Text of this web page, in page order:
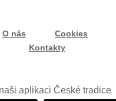
O nás Cookies
Kontakty
aplikaci České tradice